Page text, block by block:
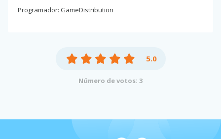
Programador: GameDistribution
5.0
Número de votos: 3